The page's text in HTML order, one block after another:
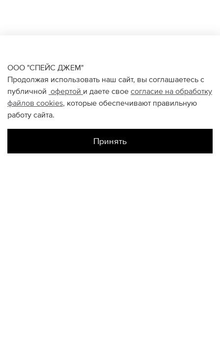
ООО "СПЕЙС ДЖЕМ"
Продолжая использовать наш сайт, вы соглашаетесь с
публичной офертой и даете свое согласие на обработку
файлов cookies, которые обеспечивают правильную
работу сайта.
Принять